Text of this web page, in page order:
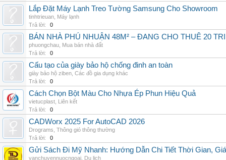
Lắp Đặt Máy Lạnh Treo Tường Samsung Cho Showroom
tinhtrieuan Máy lạnh
Trả lời:
0
BÁN NHÀ PHÚ NHUẬN 48M² – ĐANG CHO THUÊ 20
phuongchau Mua bán nhà đất
Trả lời:
0
Cấu tạo của giày bảo hộ chống đinh an toàn
giày bảo hộ ziben Các đồ gia dụng khác
Trả lời:
0
Cách Chọn Bột Màu Cho Nhựa Ép Phun Hiệu Quả
vietucplast Liên kết
Trả lời:
0
CADWorx 2025 For AutoCAD 2026
Drograms Thông gió thông thường
Trả lời:
0
Gửi Sách Đi Mỹ Nhanh: Hướng Dẫn Chi Tiết Thời Gian,
vanchuyennuocngoai Du lịch